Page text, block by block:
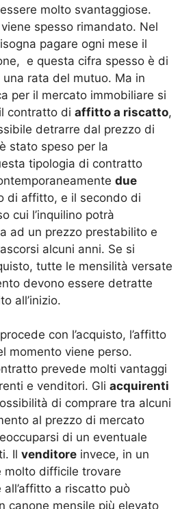
molto svantaggiose.
viene spesso rimandato. Nel
pagare ogni mese il
e questa cifra spesso è di
rata del mutuo. Ma in
per il mercato immobiliare si
contratto di affitto a riscatto,
detrarre dal prezzo di
stato speso per la
tipologia di contratto
due
di affitto, e il secondo di
cui l’inquilino potrà
ad un prezzo prestabilito e
alcuni anni. Se si
tutte le mensilità versate
devono essere detratte
all’inizio.
con l’acquisto, l’affitto
momento viene perso.
prevede molti vantaggi
e venditori. Gli acquirenti
di comprare tra alcuni
al prezzo di mercato
di un eventuale
Il venditore invece, in un
molto difficile trovare
a riscatto può
canone mensile più elevato